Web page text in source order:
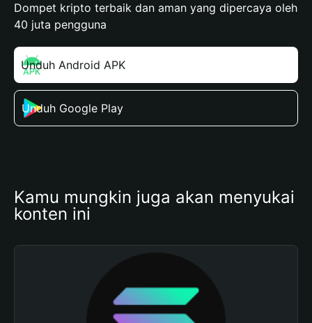
Dompet kripto terbaik dan aman yang dipercaya oleh
40 juta pengguna
Unduh Android APK
Unduh Google Play
Kamu mungkin juga akan menyukai
konten ini